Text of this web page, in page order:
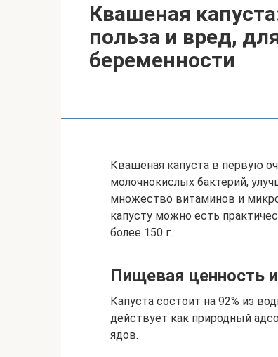
Квашеная
польза и вред,
беременности
Квашеная капуста в первую
молочнокислых бактерий,
множество витаминов и
капусту можно есть
более 150 г.
Пищевая ценность
Капуста состоит на 92% из
действует как природный
ядов.